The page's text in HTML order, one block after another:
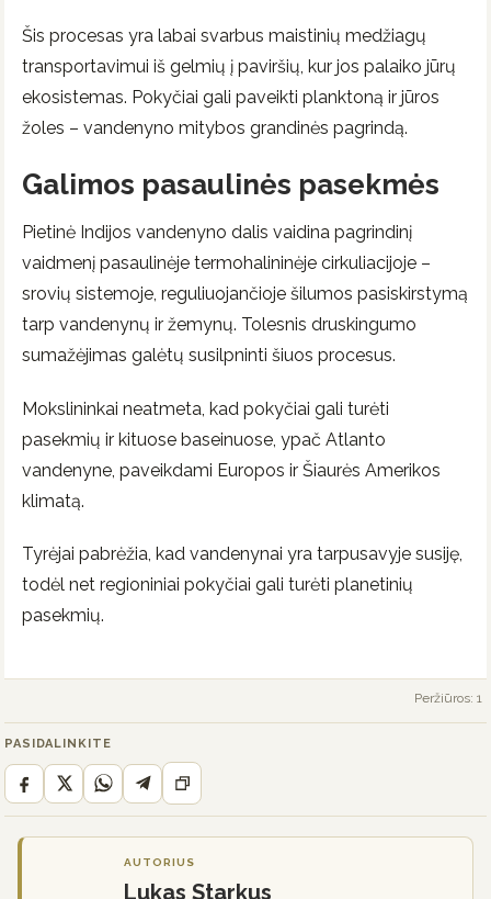
Šis procesas yra labai svarbus maistinių medžiagų
transportavimui iš gelmių į paviršių, kur jos palaiko jūrų
ekosistemas. Pokyčiai gali paveikti planktoną ir jūros
žoles – vandenyno mitybos grandinės pagrindą.
Galimos pasaulinės pasekmės
Pietinė Indijos vandenyno dalis vaidina pagrindinį
vaidmenį pasaulinėje termohalininėje cirkuliacijoje –
srovių sistemoje, reguliuojančioje šilumos pasiskirstymą
tarp vandenynų ir žemynų. Tolesnis druskingumo
sumažėjimas galėtų susilpninti šiuos procesus.
Mokslininkai neatmeta, kad pokyčiai gali turėti
pasekmių ir kituose baseinuose, ypač Atlanto
vandenyne, paveikdami Europos ir Šiaurės Amerikos
klimatą.
Tyrėjai pabrėžia, kad vandenynai yra tarpusavyje susiję,
todėl net regioniniai pokyčiai gali turėti planetinių
pasekmių.
Peržiūros: 1
PASIDALINKITE
AUTORIUS
Lukas Starkus